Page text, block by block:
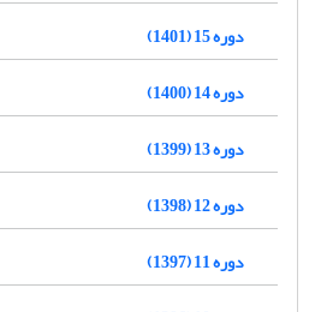
دوره 15 (1401)
دوره 14 (1400)
دوره 13 (1399)
دوره 12 (1398)
دوره 11 (1397)